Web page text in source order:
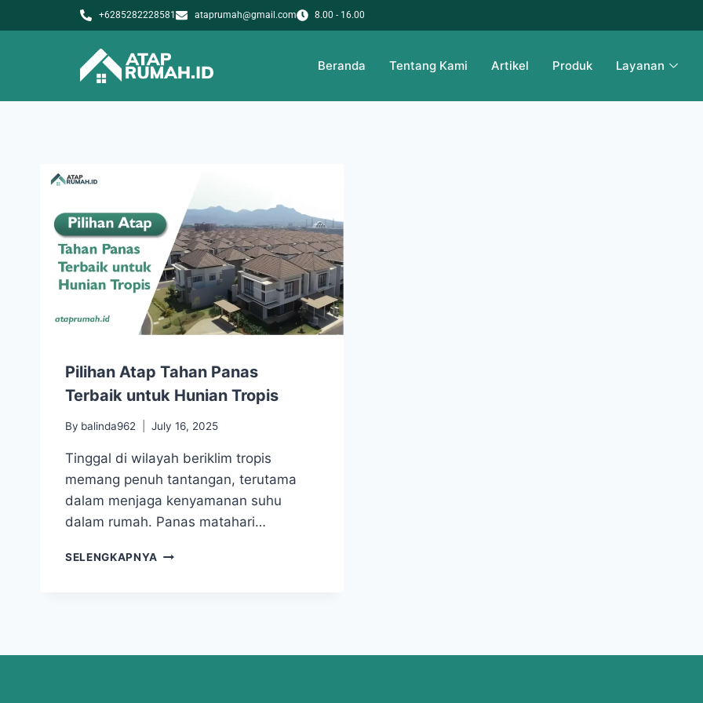
+6285282228581 ataprumah@gmail.com 8.00 - 16.00
Beranda Tentang Kami Artikel Produk Layanan
Pilihan Atap Tahan Panas
Terbaik untuk Hunian Tropis
By balinda962 July 16, 2025
Tinggal di wilayah beriklim tropis
memang penuh tantangan, terutama
dalam menjaga kenyamanan suhu
dalam rumah. Panas matahari…
SELENGKAPNYA